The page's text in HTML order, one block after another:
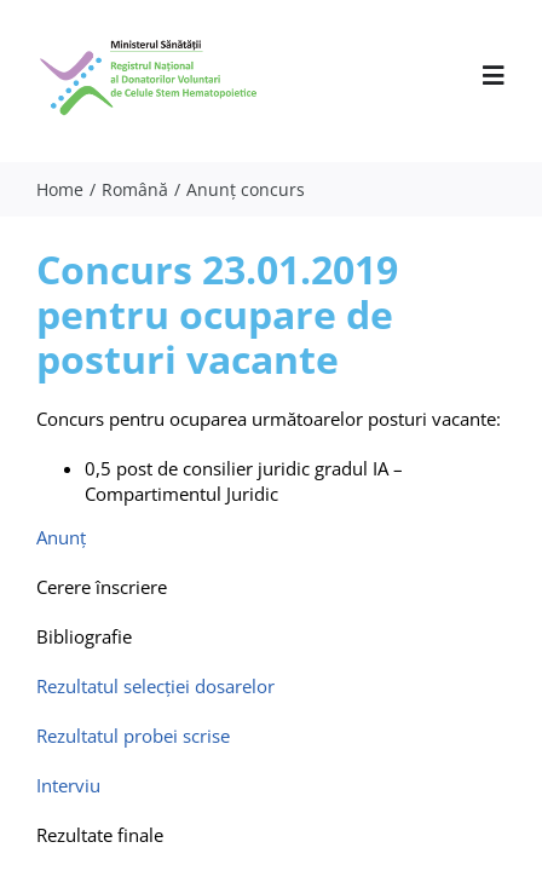
content
Activitate
Parteneri
Comunicate
Specialiști
Contact
Home Română Anunț concurs
Concurs 23.01.2019
pentru ocupare de
posturi vacante
Concurs pentru ocuparea următoarelor posturi vacante:
0,5 post de consilier juridic gradul IA –
Compartimentul Juridic
Anunț
Cerere înscriere
Bibliografie
Rezultatul selecţiei dosarelor
Rezultatul probei scrise
Interviu
Rezultate finale